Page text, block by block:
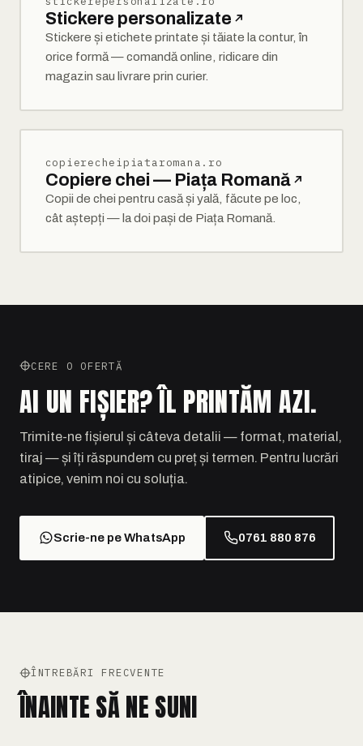
Stickere personalizate
Stickere și etichete printate și tăiate la contur, în
orice formă — comandă online, ridicare din
magazin sau livrare prin curier.
copierecheipiataromana.ro
Copiere chei — Piața Romană
Copii de chei pentru casă și yală, făcute pe loc,
cât aștepți — la doi pași de Piața Romană.
CERE O OFERTĂ
AI UN FIȘIER? ÎL PRINTĂM AZI.
Trimite-ne fișierul și câteva detalii — format, material,
tiraj — și îți răspundem cu preț și termen. Pentru lucrări
atipice, venim noi cu soluția.
Scrie-ne pe WhatsApp 0761 880 876
ÎNTREBĂRI FRECVENTE
ÎNAINTE SĂ NE SUNI